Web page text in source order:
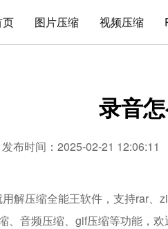
页 图片压缩 视频压缩
录音
发布时间：2025-02-21 12:06:11
解压缩全能王软件，支持rar
、音频压缩、gif压缩等功能，欢